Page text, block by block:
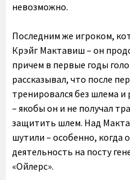
невозможно.
Последним же игроком,
Крэйг Мактавиш – он
причем в первые годы
рассказывал, что после
тренировался без шлема
– якобы он и не получал
защитить шлем. Над
шутили – особенно, когда
деятельность на посту
«Ойлерс».